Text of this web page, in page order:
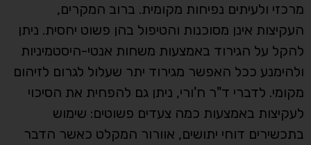
מרכזי ולעיתים נפיחות מקומית. ברוב המקרים,
העקיצות אינן מסוכנות והטיפול בהן פשוט יחסית. ניתן
להקל על הגירוד באמצעות משחות אנטי-היסטמיניות
ולהימנע ככל האפשר מגירוד יתר שעלול לגרום לזיהום
מקומי. לדברי ד"ר ח'ורי, ניתן גם להפחית את הסיכוי
לעקיצות באמצעות כמה צעדים פשוטים: שימוש
בתכשירים דוחי יתושים, אוורור המקלט כאשר הדבר